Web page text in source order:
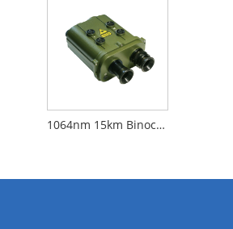
1064nm 15km Binoculares de alcance a laser